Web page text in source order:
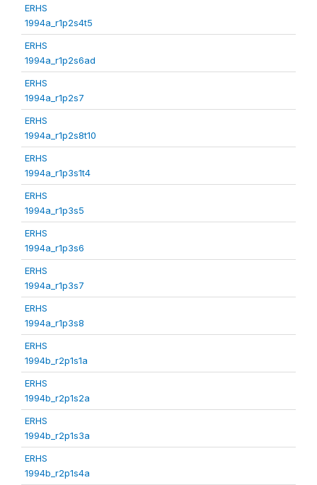
ERHS
1994a_r1p2s4t5
ERHS
1994a_r1p2s6ad
ERHS
1994a_r1p2s7
ERHS
1994a_r1p2s8t10
ERHS
1994a_r1p3s1t4
ERHS
1994a_r1p3s5
ERHS
1994a_r1p3s6
ERHS
1994a_r1p3s7
ERHS
1994a_r1p3s8
ERHS
1994b_r2p1s1a
ERHS
1994b_r2p1s2a
ERHS
1994b_r2p1s3a
ERHS
1994b_r2p1s4a